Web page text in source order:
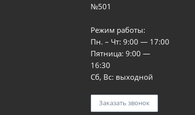
№501
Режим работы:
Пн. – Чт: 9:00 — 17:00
Пятница: 9:00 —
16:30
Сб, Вс: выходной
Заказать звонок